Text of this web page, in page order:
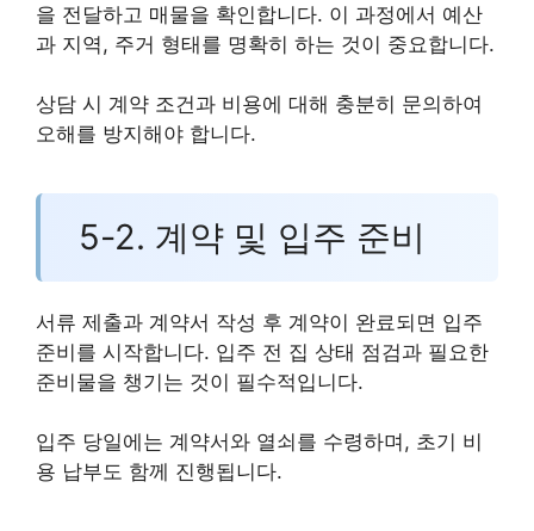
을 전달하고 매물을 확인합니다. 이 과정에서 예산
과 지역, 주거 형태를 명확히 하는 것이 중요합니다.
상담 시 계약 조건과 비용에 대해 충분히 문의하여
오해를 방지해야 합니다.
5-2. 계약 및 입주 준비
서류 제출과 계약서 작성 후 계약이 완료되면 입주
준비를 시작합니다. 입주 전 집 상태 점검과 필요한
준비물을 챙기는 것이 필수적입니다.
입주 당일에는 계약서와 열쇠를 수령하며, 초기 비
용 납부도 함께 진행됩니다.